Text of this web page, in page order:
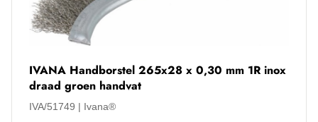
IVANA Handborstel 265x28 x 0,30 mm 1R inox
draad groen handvat
IVA/51749
Ivana®